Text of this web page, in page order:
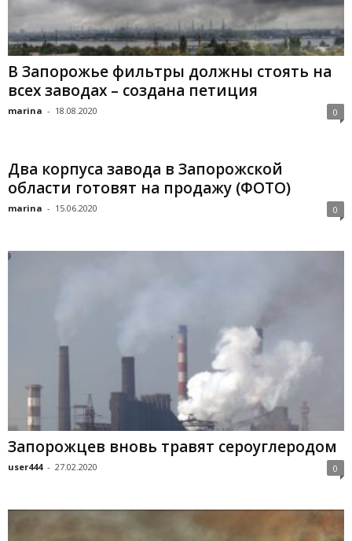
В Запорожье фильтры должны стоять на
всех заводах – создана петиция
marina - 18.08.2020 0
Два корпуса завода в Запорожской
области готовят на продажу (ФОТО)
marina - 15.06.2020 0
Запорожцев вновь травят сероуглеродом
user444 - 27.02.2020 0